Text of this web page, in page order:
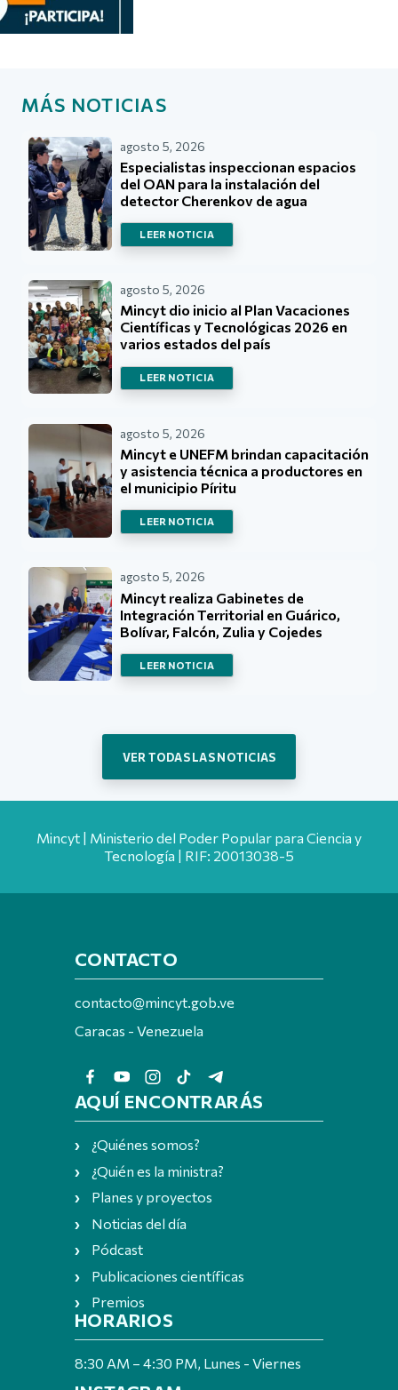
MÁS NOTICIAS
agosto 5, 2026
Especialistas inspeccionan espacios
del OAN para la instalación del
detector Cherenkov de agua
LEER NOTICIA
agosto 5, 2026
Mincyt dio inicio al Plan Vacaciones
Científicas y Tecnológicas 2026 en
varios estados del país
LEER NOTICIA
agosto 5, 2026
Mincyt e UNEFM brindan capacitación
y asistencia técnica a productores en
el municipio Píritu
LEER NOTICIA
agosto 5, 2026
Mincyt realiza Gabinetes de
Integración Territorial en Guárico,
Bolívar, Falcón, Zulia y Cojedes
LEER NOTICIA
VER TODAS LAS NOTICIAS
Mincyt | Ministerio del Poder Popular para Ciencia y
Tecnología | RIF: 20013038-5
CONTACTO
contacto@mincyt.gob.ve
Caracas - Venezuela
AQUÍ ENCONTRARÁS
¿Quiénes somos?
¿Quién es la ministra?
Planes y proyectos
Noticias del día
Pódcast
Publicaciones científicas
Premios
HORARIOS
8:30 AM – 4:30 PM, Lunes - Viernes